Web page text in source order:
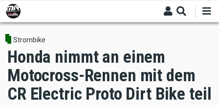
Skip
to
main
content
Strombike
Honda nimmt an einem
Motocross-Rennen mit dem
CR Electric Proto Dirt Bike teil